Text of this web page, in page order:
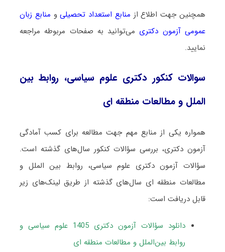
همچنین جهت اطلاع از منابع استعداد تحصیلیو منابع زبان
عمومی آزمون دکتری می‌توانید به صفحات مربوطه مراجعه
نمایید.
سوالات کنکور دکتری علوم سیاسی، روابط بین
الملل و مطالعات منطقه ای
همواره یکی از منابع مهم جهت مطالعه برای کسب آمادگی
آزمون دکتری، بررسی سؤالات کنکور سال‌های گذشته است.
سؤالات آزمون دکتری علوم سیاسی، روابط بین الملل و
مطالعات منطقه ای سال‌های گذشته از طریق لینک‌های زیر
قابل دریافت است:
دانلود سؤالات آزمون دکتری 1405 علوم سیاسی و
روابط بین‌الملل و مطالعات منطقه ای